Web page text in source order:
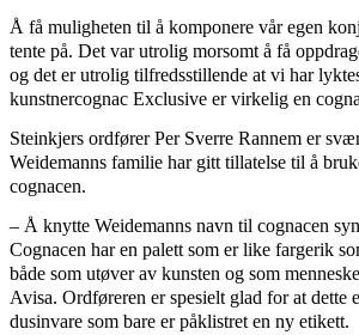
Å få muligheten til å komponere vår egen
tente på. Det var utrolig morsomt å få
og det er utrolig tilfredsstillende at vi har
kunstnercognac Exclusive er virkelig en
Steinkjers ordfører Per Sverre Rannem er
Weidemanns familie har gitt tillatelse til å
cognacen.
– Å knytte Weidemanns navn til cognacen
Cognacen har en palett som er like fargerik
både som utøver av kunsten og som
Avisa. Ordføreren er spesielt glad for at dette
dusinvare som bare er påklistret en ny etikett.